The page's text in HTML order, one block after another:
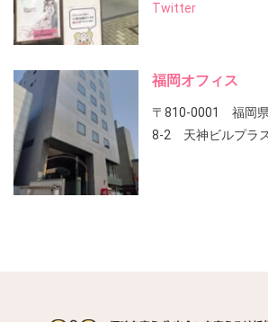
Twitter
福岡オフィス
〒810-0001 福岡
8-2 天神ビルプラ